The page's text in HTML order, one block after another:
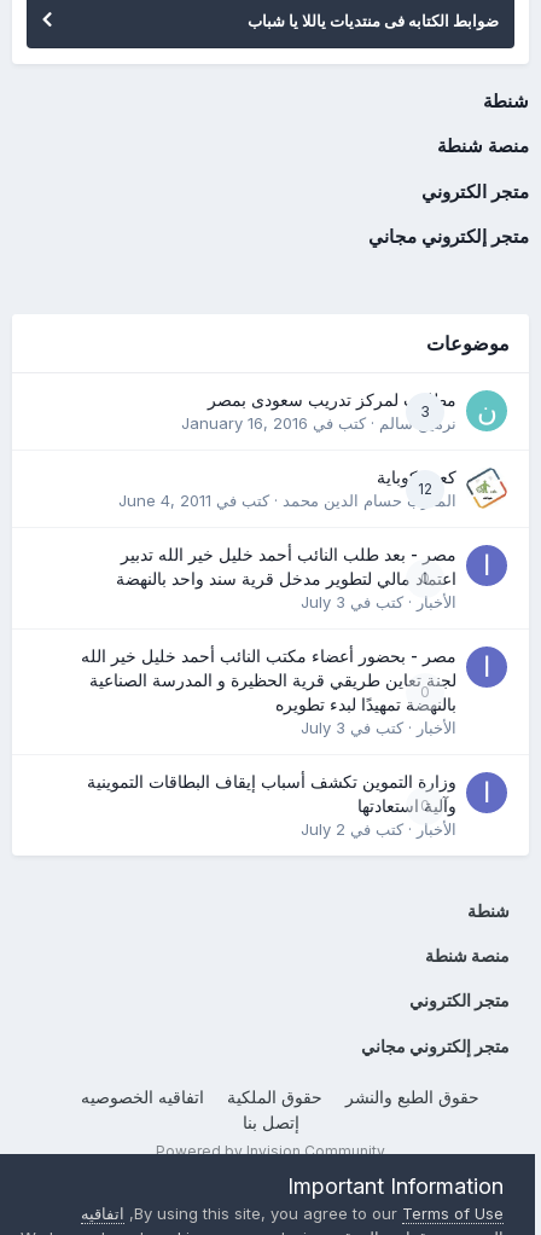
ضوابط الكتابه فى منتديات ياللا يا شباب
شنطة
منصة شنطة
متجر الكتروني
متجر إلكتروني مجاني
موضوعات
3
مطلوب لمركز تدريب سعودى بمصر
نرمين سالم· كتب في January 16, 2016
12
كعب كوباية
المدرب حسام الدين محمد· كتب في June 4, 2011
0
مصر - بعد طلب النائب أحمد خليل خير الله تدبير
اعتماد مالي لتطوير مدخل قرية سند واحد بالنهضة
الأخبار· كتب في July 3
0
مصر - بحضور أعضاء مكتب النائب أحمد خليل خير الله
لجنة تعاين طريقي قرية الحظيرة و المدرسة الصناعية
بالنهضة تمهيدًا لبدء تطويره
الأخبار· كتب في July 3
0
وزارة التموين تكشف أسباب إيقاف البطاقات التموينية
وآلية استعادتها
الأخبار· كتب في July 2
شنطة
منصة شنطة
متجر الكتروني
متجر إلكتروني مجاني
حقوق الطبع والنشر حقوق الملكية
اتفاقيه الخصوصيه
إتصل بنا
Powered by Invision Community
Important Information
By using this site, you agree to ourTerms of Use
, اتفاقيه